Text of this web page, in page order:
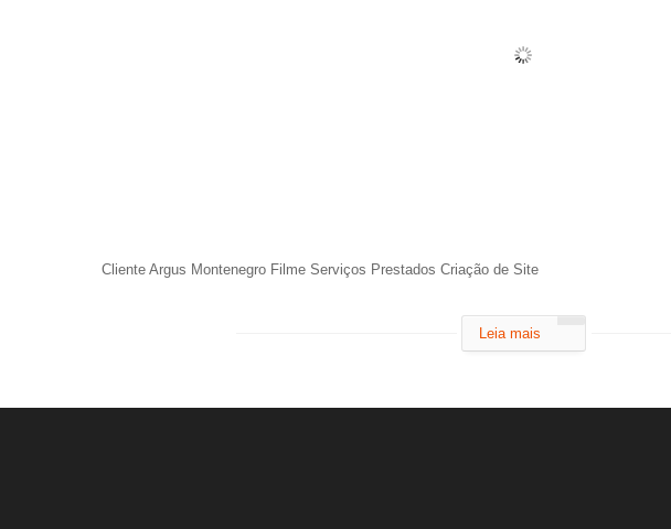
Cliente Argus Montenegro Filme Serviços Prestados Criação de Site
Leia mais